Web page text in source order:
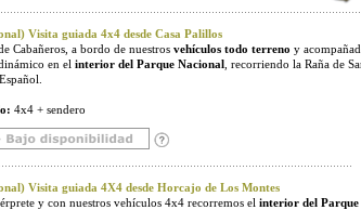
Visita guiada 4x4 desde Casa Palillos
Cabañeros, a bordo de nuestros vehículos todo terreno y
en el interior del Parque Nacional , recorriendo la Raña de
4x4 + sendero
Visita guiada 4X4 desde Horcajo de Los Montes
y con nuestros vehículos 4x4 recorremos el interior del Parque